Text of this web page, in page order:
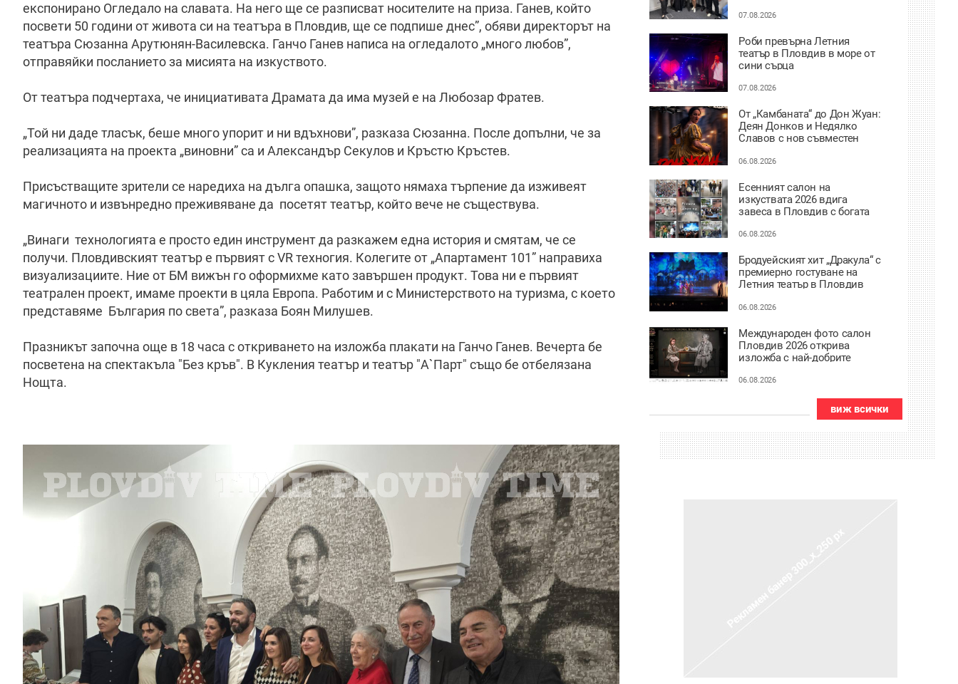
експонирано Огледало на славата. На него ще се разписват носителите на приза. Ганев, който
посвети 50 години от живота си на театъра в Пловдив, ще се подпише днес”, обяви директорът на
театъра Сюзанна Арутюнян-Василевска. Ганчо Ганев написа на огледалото „много любов”,
отправяйки посланието за мисията на изкуството.
От театъра подчертаха, че инициативата Драмата да има музей е на Любозар Фратев.
„Той ни даде тласък, беше много упорит и ни вдъхнови”, разказа Сюзанна. После допълни, че за
реализацията на проекта „виновни” са и Александър Секулов и Кръстю Кръстев.
Присъстващите зрители се наредиха на дълга опашка, защото нямаха търпение да изживеят
магичното и извънредно преживяване да посетят театър, който вече не съществува.
„Винаги технологията е просто един инструмент да разкажем една история и смятам, че се
получи. Пловдивският театър е първият с VR техногия. Колегите от „Апартамент 101” направиха
визуализациите. Ние от БМ вижън го оформихме като завършен продукт. Това ни е първият
театрален проект, имаме проекти в цяла Европа. Работим и с Министерството на туризма, с което
представяме България по света”, разказа Боян Милушев.
Празникът започна още в 18 часа с откриването на изложба плакати на Ганчо Ганев. Вечерта бе
посветена на спектакъла "Без кръв". В Кукления театър и театър "А`Парт" също бе отбелязана
Нощта.
световния Edinburgh Festival
07.08.2026
Роби превърна Летния
театър в Пловдив в море от
сини сърца
07.08.2026
От „Камбаната“ до Дон Жуан:
Деян Донков и Недялко
Славов с нов съвместен
06.08.2026
Есенният салон на
изкуствата 2026 вдига
завеса в Пловдив с богата
06.08.2026
Бродуейският хит „Дракула“ с
премиерно гостуване на
Летния театър в Пловдив
06.08.2026
Международен фото салон
Пловдив 2026 открива
изложба с най-добрите
тазгодишното издание
06.08.2026
виж всички